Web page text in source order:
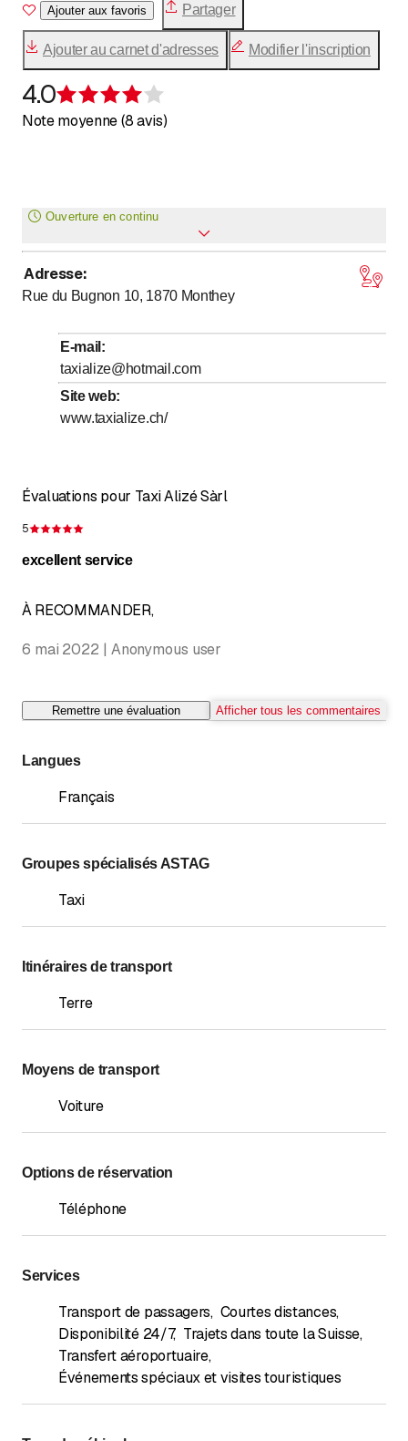
Ajouter aux favoris Partager
Ajouter au carnet d'adresses Modifier l'inscription
4.0
Note moyenne (8 avis)
Ouverture en continu
Lundi
Ouvert toute la journée
Mardi
Ouvert toute la journée
Mercredi
Ouvert toute la journée
Jeudi
Vendredi
Samedi
Adresse:
Rue du Bugnon 10, 1870 Monthey
E-mail :
taxialize@hotmail.com
Site web:
www.taxialize.ch/
Évaluations pour Taxi Alizé Sàrl
5
excellent service
À RECOMMANDER,
6 mai 2022 | Anonymous user
Remettre une évaluation Afficher tous les commentaires
Langues
Français
Groupes spécialisés ASTAG
Taxi
Itinéraires de transport
Terre
Moyens de transport
Voiture
Options de réservation
Téléphone
Services
Transport de passagers, Courtes distances,
Disponibilité 24/7, Trajets dans toute la Suisse,
Transfert aéroportuaire,
Événements spéciaux et visites touristiques